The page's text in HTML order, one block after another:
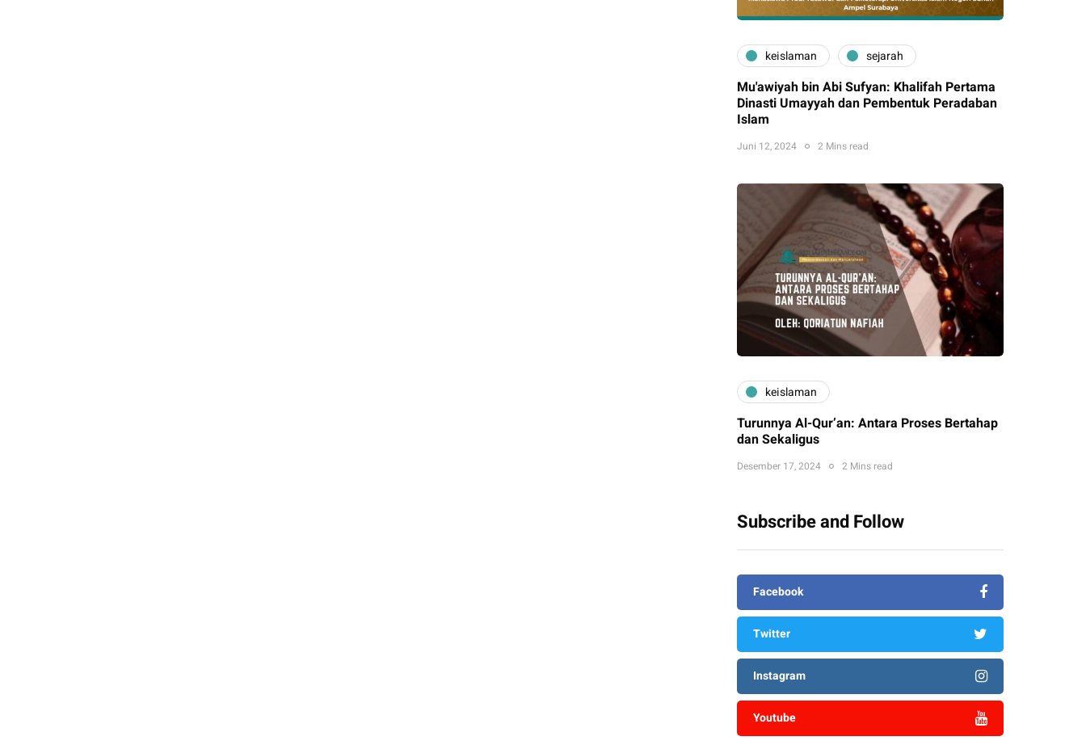
keislaman sejarah
Mu'awiyah bin Abi Sufyan: Khalifah Pertama
Dinasti Umayyah dan Pembentuk Peradaban
Islam
Juni 12, 2024 2 Mins read
keislaman
Turunnya Al-Qur’an: Antara Proses Bertahap
dan Sekaligus
Desember 17, 2024 2 Mins read
Subscribe and Follow
Facebook
Twitter
Instagram
Youtube